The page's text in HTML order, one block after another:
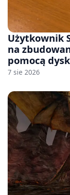
Użytkownik
na
pomocą
7 sie 2026